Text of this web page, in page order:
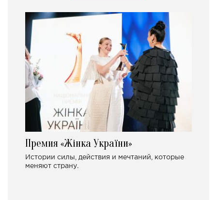
Премия «Жінка України»
Истории силы, действия и мечтаний, которые
меняют страну.